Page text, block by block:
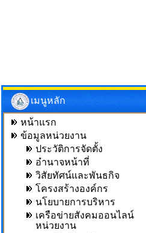
เมนูหลัก
หน้าแรก
ข้อมูลหน่วยงาน
ประวัติการจัดตั้ง
อำนาจหน้าที่
วิสัยทัศน์และพันธกิจ
โครงสร้างองค์กร
นโยบายการบริหาร
เครือข่ายสังคมออนไลน์
หน่วยงาน